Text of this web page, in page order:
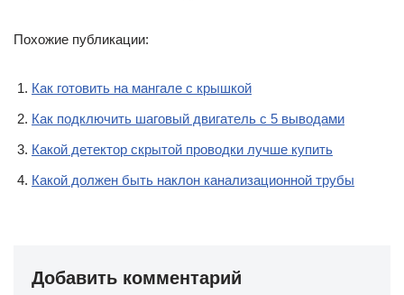
Похожие публикации:
Как готовить на мангале с крышкой
Как подключить шаговый двигатель с 5 выводами
Какой детектор скрытой проводки лучше купить
Какой должен быть наклон канализационной трубы
Добавить комментарий